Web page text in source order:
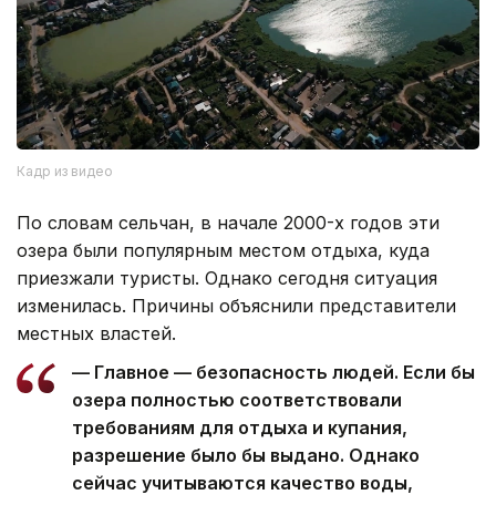
Кадр из видео
По словам сельчан, в начале 2000-х годов эти
озера были популярным местом отдыха, куда
приезжали туристы. Однако сегодня ситуация
изменилась. Причины объяснили представители
местных властей.
— Главное — безопасность людей. Если бы
озера полностью соответствовали
требованиям для отдыха и купания,
разрешение было бы выдано. Однако
сейчас учитываются качество воды,